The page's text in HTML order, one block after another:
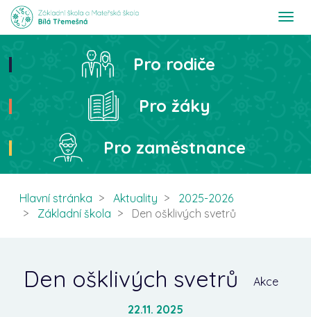
T
t
Hledat
Pro rodiče
Pro žáky
Pro zaměstnance
Hlavní stránka Aktuality
2025-2026
Základní škola
Den ošklivých svetrů
Den ošklivých svetrů
Akce
22.11. 2025